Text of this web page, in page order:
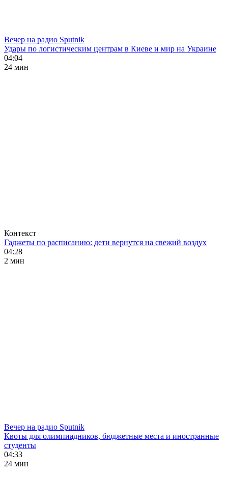
Вечер на радио Sputnik
Удары по логистическим центрам в Киеве и мир на Украине
04:04
24 мин
Контекст
Гаджеты по расписанию: дети вернутся на свежий воздух
04:28
2 мин
Вечер на радио Sputnik
Квоты для олимпиадников, бюджетные места и иностранные
студенты
04:33
24 мин